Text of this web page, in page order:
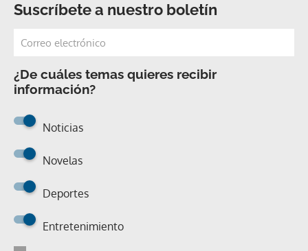
Suscríbete a nuestro boletín
¿De cuáles temas quieres recibir
información?
Noticias
Novelas
Deportes
Entretenimiento